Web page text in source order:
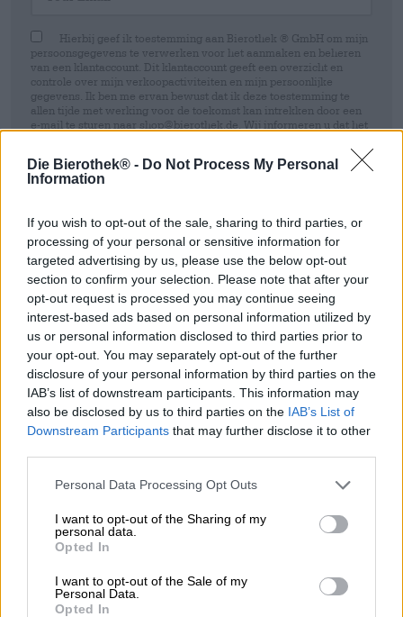
Die Bierothek® - Do Not Process My Personal
Information
If you wish to opt-out of the sale, sharing to third parties, or
processing of your personal or sensitive information for
targeted advertising by us, please use the below opt-out
section to confirm your selection. Please note that after your
opt-out request is processed you may continue seeing
interest-based ads based on personal information utilized by
us or personal information disclosed to third parties prior to
your opt-out. You may separately opt-out of the further
disclosure of your personal information by third parties on the
IAB’s list of downstream participants. This information may
also be disclosed by us to third parties on the IAB’s List of
Downstream Participants that may further disclose it to other
Personal Data Processing Opt Outs
I want to opt-out of the Sharing of my
personal data.
Opted In
I want to opt-out of the Sale of my
Personal Data.
Opted In
Hierbij geef ik toestemming aan Bierothek ® GmbH om mijn
persoonsgegevens te verwerken voor het aanmaken en beheren
van een klantaccount. Dit klantaccount geeft een overzicht en
controle over mijn verkoopactiviteiten en mijn persoonlijke
gegevens. Ik ben me ervan bewust dat ik deze toestemming te
allen tijde met werking voor de toekomst kan intrekken door een
e-mail te sturen naar shop@bierothek.de. Wij informeren u dat het
toestemming is uitgevoerd tot het moment van intrekking. Meer
informatie vindt u in onze
Inschrijven
* Prijzen zijn inclusief wettelijke BTW. Plus Scheepvaartplus
Deponeren € 0,08
* Prijzen zijn inclusief accijns
Omschrijving Info Beoordelingen (0)
Probeer de Merkendorfer Hellesvan Hummel en bestel
snel en gemakkelijk online! De Bierothek ®Snelle levering
GRATIS BIERCONSULT
Heb je vragen over dit bier? Wij zijn er voor u.